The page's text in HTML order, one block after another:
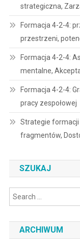
strategiczna,
Formacja 4-2-4:
przestrzeni,
Formacja 4-2-4:
mentalne,
Formacja 4-2-4:
pracy zespołowej
Strategie formacji
fragmentów,
SZUKAJ
ARCHIWUM